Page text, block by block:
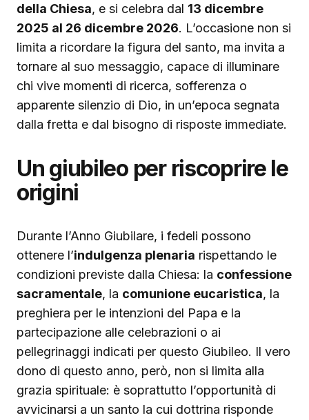
della Chiesa, e si celebra dal 13 dicembre
2025 al 26 dicembre 2026. L’occasione non si
limita a ricordare la figura del santo, ma invita a
tornare al suo messaggio, capace di illuminare
chi vive momenti di ricerca, sofferenza o
apparente silenzio di Dio, in un’epoca segnata
dalla fretta e dal bisogno di risposte immediate.
Un giubileo per riscoprire le
origini
Durante l’Anno Giubilare, i fedeli possono
ottenere l’indulgenza plenaria rispettando le
condizioni previste dalla Chiesa: la confessione
sacramentale, la comunione eucaristica, la
preghiera per le intenzioni del Papa e la
partecipazione alle celebrazioni o ai
pellegrinaggi indicati per questo Giubileo. Il vero
dono di questo anno, però, non si limita alla
grazia spirituale: è soprattutto l’opportunità di
avvicinarsi a un santo la cui dottrina risponde